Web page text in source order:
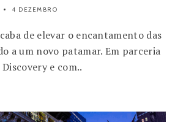
4 DEZEMBRO
de elevar o encantamento das
a um novo patamar. Em parceria
e com..